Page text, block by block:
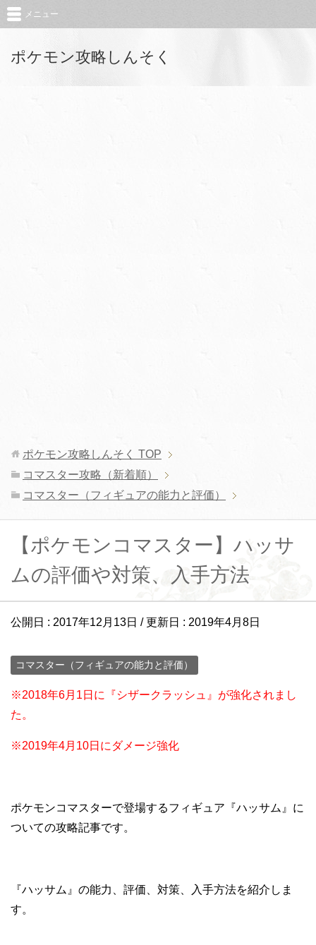
ポケモン攻略しんそく
メニュー
ポケモン攻略しんそく TOP
コマスター攻略（新着順）
コマスター（フィギュアの能力と評価）
【ポケモンコマスター】ハッサ
ムの評価や対策、入手方法
公開日 : 2017年12月13日 / 更新日 : 2019年4月8日
コマスター（フィギュアの能力と評価）
※2018年6月1日に『シザークラッシュ』が強化されまし
た。
※2019年4月10日にダメージ強化
ポケモンコマスターで登場するフィギュア『ハッサム』に
ついての攻略記事です。
『ハッサム』の能力、評価、対策、入手方法を紹介しま
す。